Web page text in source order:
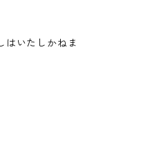
はいたしかねま